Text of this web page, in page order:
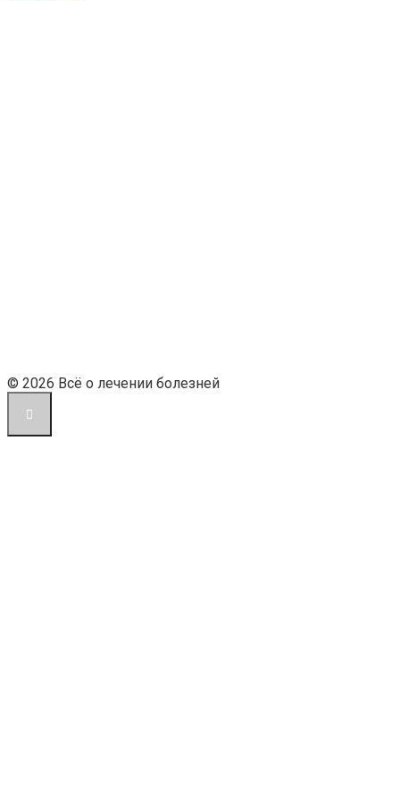
© 2026 Всё о лечении болезней